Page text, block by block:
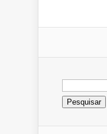
Pesquisar
por: